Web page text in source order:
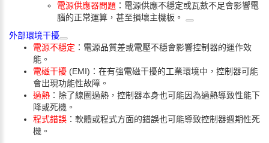
電源供應器問題 ：電源供應不穩定或瓦數不足會影響電
腦的正常運算，甚至損壞主機板。
外部環境干擾
電源不穩定 ：電源品質差或電壓不穩會影響控制器的運作效
能。
電磁干擾 (EMI) ：在有強電磁干擾的工業環境中，控制器可能
會出現功能性故障。
過熱 ：除了線圈過熱，控制器本身也可能因為過熱導致性能下
降或死機。
程式錯誤 ：軟體或程式方面的錯誤也可能導致控制器週期性死
機。